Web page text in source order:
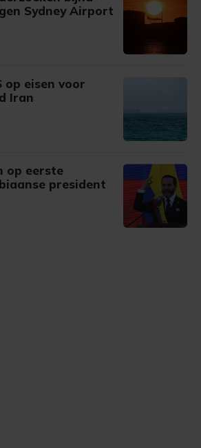
Sydney Airport
op eisen voor
Iran
op eerste
president